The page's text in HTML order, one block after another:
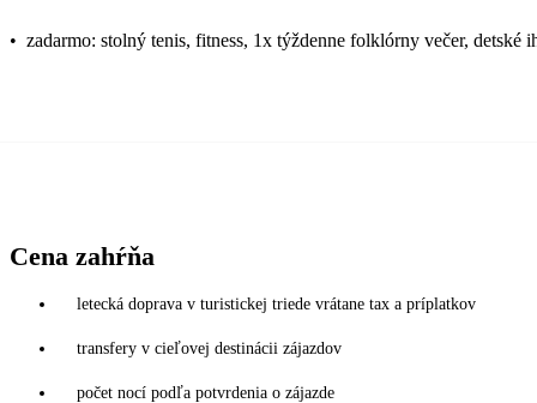
• zadarmo: stolný tenis, fitness, 1x týždenne folklórny večer, detské
Cena zahŕňa
letecká doprava v turistickej triede vrátane tax a príplatkov
transfery v cieľovej destinácii zájazdov
počet nocí podľa potvrdenia o zájazde